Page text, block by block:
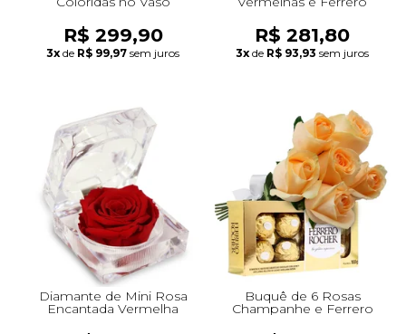
R$ 299,90
3x de R$ 99,97 sem juros
R$ 281,80
3x de R$ 93,93 sem juros
Diamante de Mini Rosa
Encantada Vermelha
Buquê de 6 Rosas
Champanhe e Ferrero